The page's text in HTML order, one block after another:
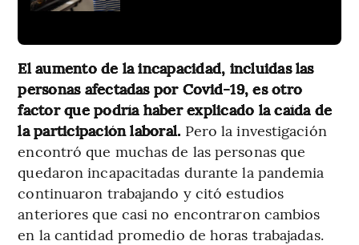
El aumento de la incapacidad, incluidas las
personas afectadas por Covid-19, es otro
factor que podría haber explicado la caída de
la participación laboral. Pero la investigación
encontró que muchas de las personas que
quedaron incapacitadas durante la pandemia
continuaron trabajando y citó estudios
anteriores que casi no encontraron cambios
en la cantidad promedio de horas trabajadas.